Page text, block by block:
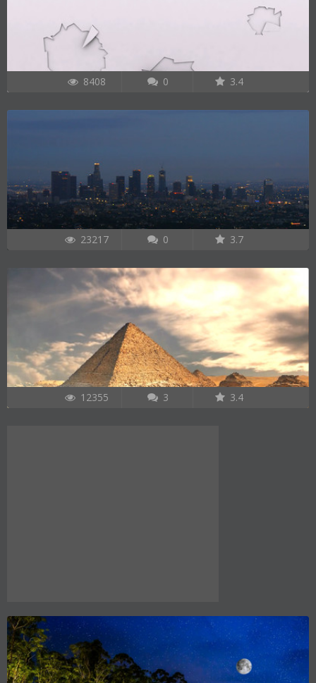
8408 0 3.4
23217 0 3.7
12355 3 3.4